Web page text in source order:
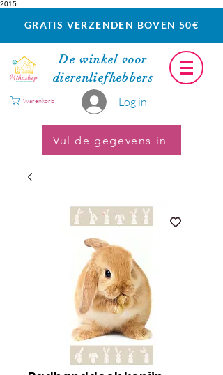
2015
GRATIS VERZENDEN BOVEN 50€
De winkel voor
dierenliefhebbers
Log in
Warenkorb
Vul de gegevens in